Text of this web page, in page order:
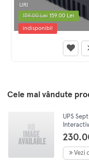
URI
159.00 Lei159.00 Lei
indisponibil
Cele mai vândute
UPS
Vezi